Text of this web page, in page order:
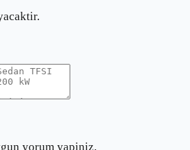
yorum yapiniz.